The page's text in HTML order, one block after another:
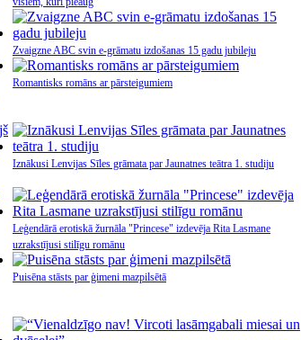
Zvaigzne ABC svin e-grāmatu izdošanas 15 gadu jubileju
Romantisks romāns ar pārsteigumiem
Iznākusi Lenvijas Sīles grāmata par Jaunatnes teātra 1. studiju
Leģendārā erotiskā žurnāla "Princese" izdevēja Rita Lasmane
uzrakstījusi stilīgu romānu
Puisēna stāsts par ģimeni mazpilsētā